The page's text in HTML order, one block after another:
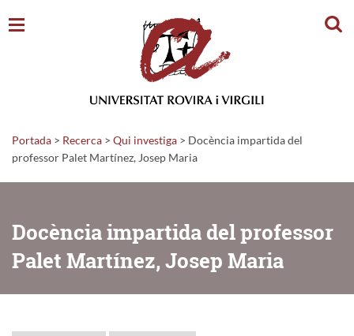
Portada > Recerca > Qui investiga > Docència impartida del
professor Palet Martínez, Josep Maria
Docència impartida del professor
Palet Martínez, Josep Maria